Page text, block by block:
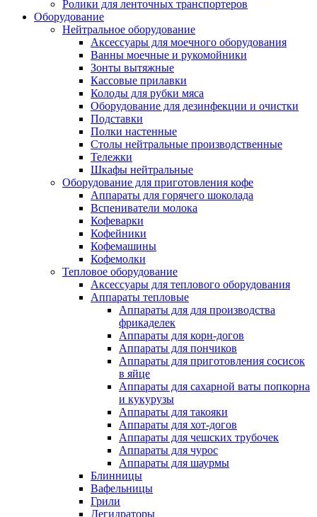
Ролики для ленточных транспортеров
Оборудование
Нейтральное оборудование
Аксессуары для моечного оборудования
Ванны моечные и рукомойники
Зонты вытяжные
Кассовые прилавки
Колоды для рубки мяса
Оборудование для дезинфекции и очистки
Подставки
Полки настенные
Столы нейтральные производственные
Тележки
Шкафы нейтральные
Оборудование для приготовления кофе
Аппараты для горячего шоколада
Вспениватели молока
Кофеварки
Кофейники
Кофемашины
Кофемолки
Тепловое оборудование
Аксессуары для теплового оборудования
Аппараты тепловые
Аппараты для для производства
фрикаделек
Аппараты для корн-догов
Аппараты для пончиков
Аппараты для приготовления сосисок
в яйце
Аппараты для сахарной ваты попкорна
и кукурузы
Аппараты для такояки
Аппараты для хот-догов
Аппараты для чешских трубочек
Аппараты для чурос
Аппараты для шаурмы
Блинницы
Вафельницы
Грили
Дегидраторы